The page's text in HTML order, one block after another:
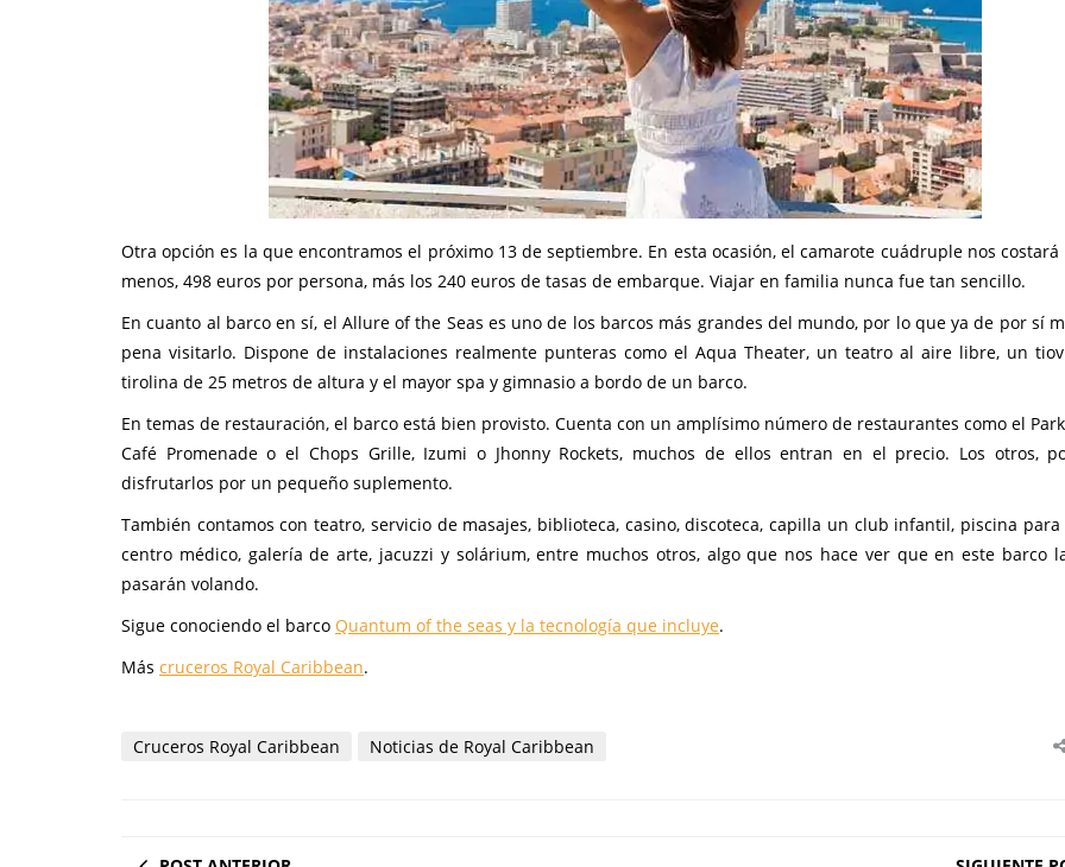
Otra opción es la que encontramos el próximo 13 de septiembre. En esta ocasión, el camarote cuádruple nos costará
menos, 498 euros por persona, más los 240 euros de tasas de embarque. Viajar en familia nunca fue tan sencillo.
En cuanto al barco en sí, el Allure of the Seas es uno de los barcos más grandes del mundo, por lo que ya de por sí
pena visitarlo. Dispone de instalaciones realmente punteras como el Aqua Theater, un teatro al aire libre, un
tirolina de 25 metros de altura y el mayor spa y gimnasio a bordo de un barco.
En temas de restauración, el barco está bien provisto. Cuenta con un amplísimo número de restaurantes como el
Café Promenade o el Chops Grille, Izumi o Jhonny Rockets, muchos de ellos entran en el precio. Los otros,
disfrutarlos por un pequeño suplemento.
También contamos con teatro, servicio de masajes, biblioteca, casino, discoteca, capilla un club infantil, piscina para
centro médico, galería de arte, jacuzzi y solárium, entre muchos otros, algo que nos hace ver que en este barco
pasarán volando.
Sigue conociendo el barco Quantum of the seas y la tecnología que incluye.
Más cruceros Royal Caribbean.
Cruceros Royal Caribbean Noticias de Royal Caribbean